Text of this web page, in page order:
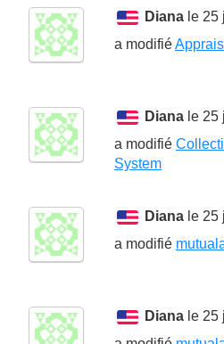
Diana le 25
a modifié
Diana le 25
a modifié
System
Diana le 25
a modifié
Diana le 25